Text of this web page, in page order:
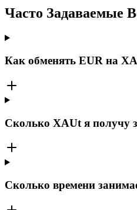
Часто Задаваемые
Как обменять EUR на
Сколько XAUt я получу
Сколько времени